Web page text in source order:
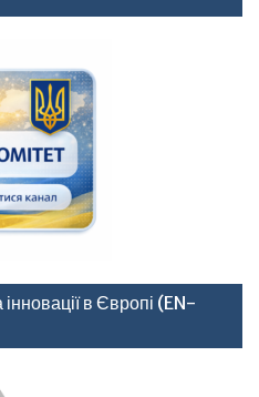
в Європі (EN-